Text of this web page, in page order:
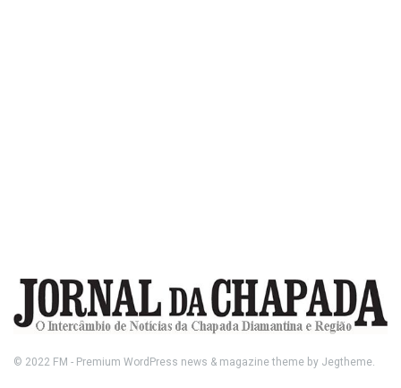
© 2022 FM - Premium WordPress news & magazine theme by Jegtheme.